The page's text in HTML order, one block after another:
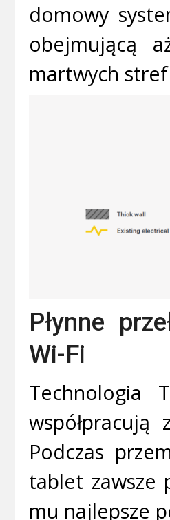
domowy
obejmującą
martwych
Płynne
Wi-Fi
Technologia
Podczas
tablet zawsze
mu najlepsze